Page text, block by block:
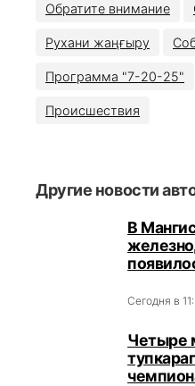
Обратите внимание
Рухани жаңғыру
Программа "7-20-25"
Происшествия
Другие новости
В
Сегодня в
Четыре